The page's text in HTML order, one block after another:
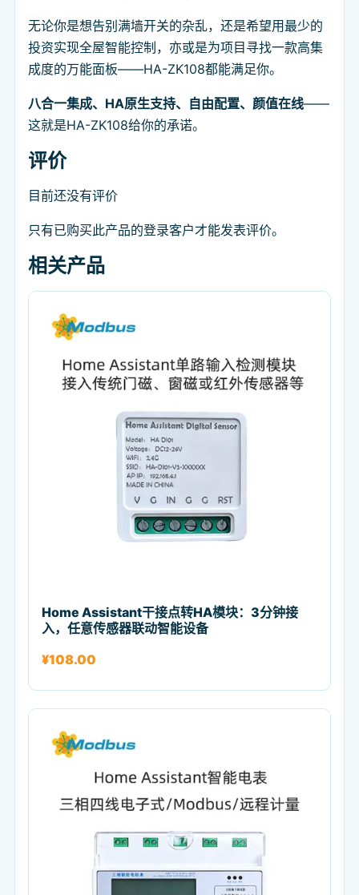
无论你是想告别满墙开关的杂乱，还是希望用最少的
投资实现全屋智能控制，亦或是为项目寻找一款高集
成度的万能面板——HA-ZK108都能满足你。
八合一集成、HA原生支持、自由配置、颜值在线——
这就是HA-ZK108给你的承诺。
评价
目前还没有评价
只有已购买此产品的登录客户才能发表评价。
相关产品
Home Assistant干接点转HA模块：3分钟接
入，任意传感器联动智能设备
¥108.00